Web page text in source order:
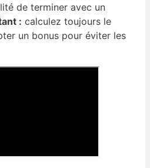
de terminer avec un
: calculez toujours le
un bonus pour éviter les